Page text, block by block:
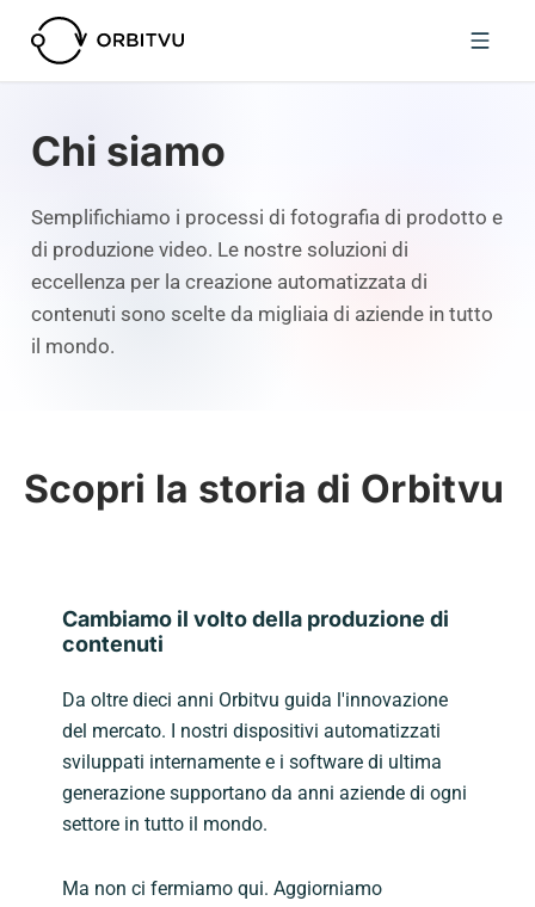
Chi siamo
Semplifichiamo i processi di fotografia di prodotto e
di produzione video. Le nostre soluzioni di
eccellenza per la creazione automatizzata di
contenuti sono scelte da migliaia di aziende in tutto
il mondo.
Scopri la storia di Orbitvu
Cambiamo il volto della produzione di
contenuti
Da oltre dieci anni Orbitvu guida l'innovazione
del mercato. I nostri dispositivi automatizzati
sviluppati internamente e i software di ultima
generazione supportano da anni aziende di ogni
settore in tutto il mondo.
Ma non ci fermiamo qui. Aggiorniamo